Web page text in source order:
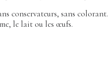
conservateurs, sans colorant.
le lait ou les œufs.